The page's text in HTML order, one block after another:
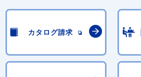
カタログ請求